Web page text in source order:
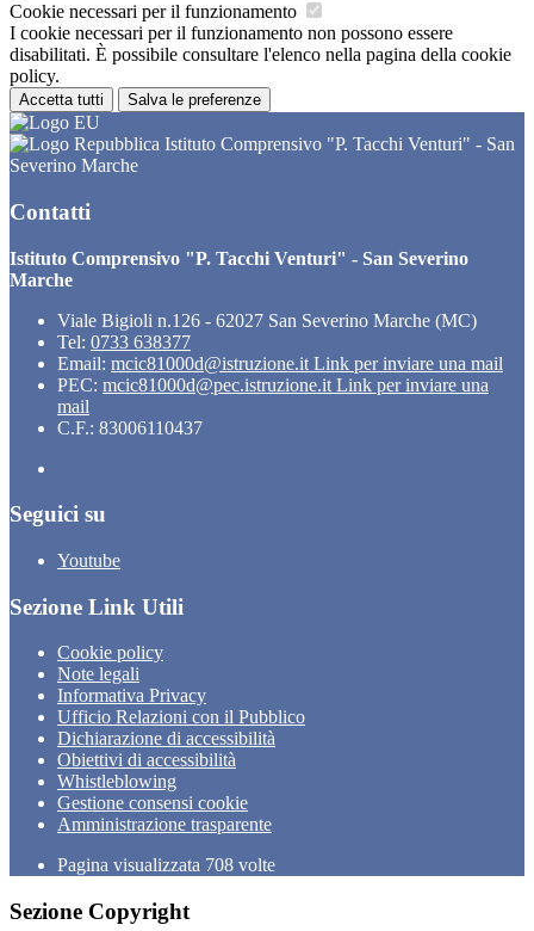
Cookie necessari per il funzionamento
I cookie necessari per il funzionamento non possono essere
disabilitati. È possibile consultare l'elenco nella pagina della cookie
policy.
Accetta tutti Salva le preferenze
Istituto Comprensivo "P. Tacchi Venturi" - San
Severino Marche
Contatti
Istituto Comprensivo "P. Tacchi Venturi" - San Severino
Marche
Viale Bigioli n.126 - 62027 San Severino Marche (MC)
Tel: 0733 638377
Email: mcic81000d@istruzione.it Link per inviare una mail
PEC: mcic81000d@pec.istruzione.it Link per inviare una
mail
C.F.: 83006110437
Seguici su
Youtube
Sezione Link Utili
Cookie policy
Note legali
Informativa Privacy
Ufficio Relazioni con il Pubblico
Dichiarazione di accessibilità
Obiettivi di accessibilità
Whistleblowing
Gestione consensi cookie
Amministrazione trasparente
Pagina visualizzata 708 volte
Sezione Copyright